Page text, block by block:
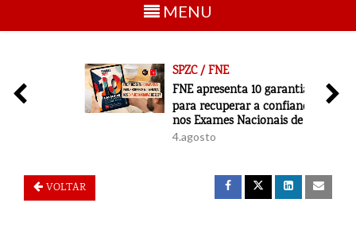
Toggle
navigation
MENU
SPZC / FNE
FNE apresenta 10 garantias
para recuperar a confiança
nos Exames Nacionais de 2027
4.agosto
VOLTAR